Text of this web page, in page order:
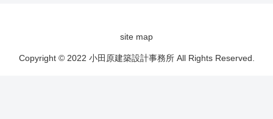
site map
Copyright © 2022 小田原建築設計事務所 All Rights Reserved.